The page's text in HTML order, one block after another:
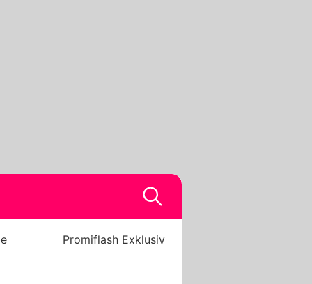
Promiflash Exklusiv